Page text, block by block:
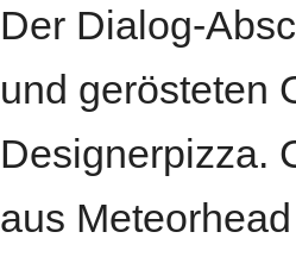
Der Dialog-
und gerösteten
Designerpizza.
aus